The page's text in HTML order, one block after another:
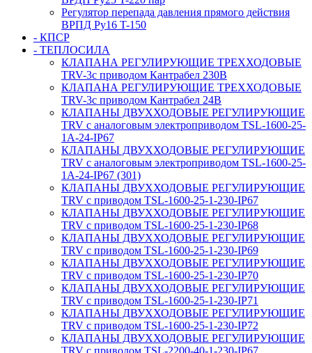
Регулятор перепада давления прямого действия
ВРПД Ру16 T-150
- КПСР
- ТЕПЛОСИЛА
КЛАПАНА РЕГУЛИРУЮЩИЕ ТРЕХХОДОВЫЕ
TRV-3с приводом Кантрабел 230B
КЛАПАНА РЕГУЛИРУЮЩИЕ ТРЕХХОДОВЫЕ
TRV-3с приводом Кантрабел 24B
КЛАПАНЫ ДВУХХОДОВЫЕ РЕГУЛИРУЮЩИЕ
TRV с аналоговым электроприводом TSL-1600-25-
1А-24-IP67
КЛАПАНЫ ДВУХХОДОВЫЕ РЕГУЛИРУЮЩИЕ
TRV с аналоговым электроприводом TSL-1600-25-
1А-24-IP67 (301)
КЛАПАНЫ ДВУХХОДОВЫЕ РЕГУЛИРУЮЩИЕ
TRV с приводом TSL-1600-25-1-230-IP67
КЛАПАНЫ ДВУХХОДОВЫЕ РЕГУЛИРУЮЩИЕ
TRV с приводом TSL-1600-25-1-230-IP68
КЛАПАНЫ ДВУХХОДОВЫЕ РЕГУЛИРУЮЩИЕ
TRV с приводом TSL-1600-25-1-230-IP69
КЛАПАНЫ ДВУХХОДОВЫЕ РЕГУЛИРУЮЩИЕ
TRV с приводом TSL-1600-25-1-230-IP70
КЛАПАНЫ ДВУХХОДОВЫЕ РЕГУЛИРУЮЩИЕ
TRV с приводом TSL-1600-25-1-230-IP71
КЛАПАНЫ ДВУХХОДОВЫЕ РЕГУЛИРУЮЩИЕ
TRV с приводом TSL-1600-25-1-230-IP72
КЛАПАНЫ ДВУХХОДОВЫЕ РЕГУЛИРУЮЩИЕ
TRV с приводом TSL-2200-40-1-230-IP67